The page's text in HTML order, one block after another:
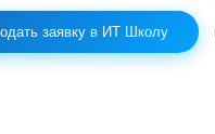
заявку в ИТ Школу